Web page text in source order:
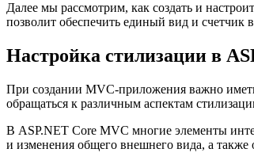
Далее мы рассмотрим, как создать и
позволит обеспечить единый вид и счетчик
Настройка стилизации в
При создании MVC-приложения важно
обращаться к различным аспектам
В ASP.NET Core MVC многие элементы
и изменения общего внешнего вида, а